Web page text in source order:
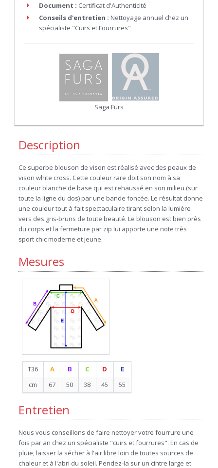
Document : Certificat d'Authenticité
Conseils d'entretien : Nettoyage annuel chez un
spécialiste "Cuirs et Fourrures"
Saga Furs
Description
Ce superbe blouson de vison est réalisé avec des peaux de
vison white cross. Cette couleur rare doit son nom à sa
couleur blanche de base qui est rehaussé en son milieu (sur
toute la ligne du dos) par une bande foncée. Le résultat donne
une couleur tout à fait spectaculaire tirant selon la lumière
vers des gris-bruns de toute beauté. Le blouson est bien près
du corps et la fermeture par zip lui apporte une note très
sport chic moderne et jeune.
Mesures
T36 A B C D
E
cm
67 50 38 45 55
Entretien
Nous vous conseillons de faire nettoyer votre fourrure une
fois par an chez un spécialiste "cuirs et fourrures". En cas de
pluie, laisser la sécher à l'air libre loin de toutes sources de
chaleur et à l'abri du soleil. Pendez-la sur un cintre large et